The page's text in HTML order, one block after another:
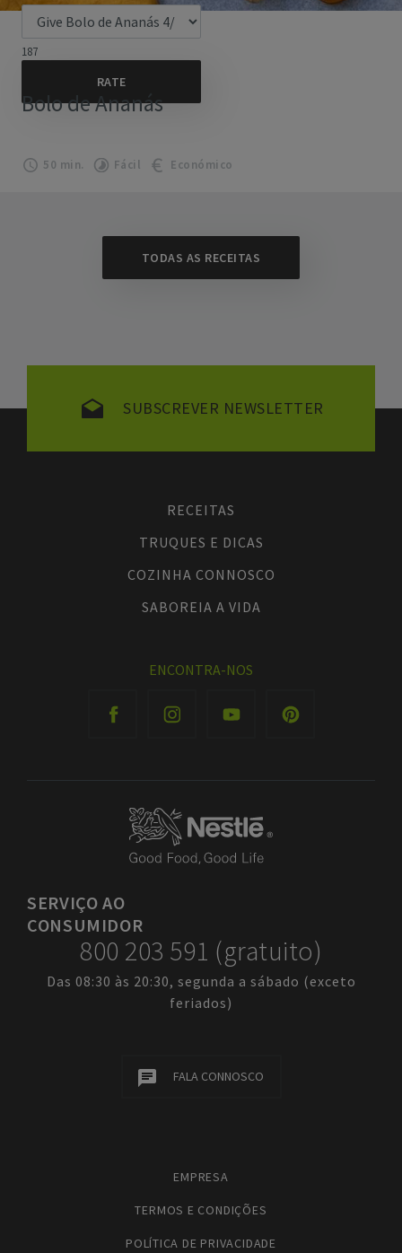
187
Bolo de Ananás
50 min. Fácil Económico
TODAS AS RECEITAS
SUBSCREVER NEWSLETTER
RECEITAS
TRUQUES E DICAS
COZINHA CONNOSCO
SABOREIA A VIDA
ENCONTRA-NOS
SERVIÇOAO
CONSUMIDOR
800 203 591 (gratuito)
Das 08:30 às 20:30, segunda a sábado (exceto
feriados)
FALA CONNOSCO
EMPRESA
TERMOS E CONDIÇÕES
POLÍTICA DE PRIVACIDADE